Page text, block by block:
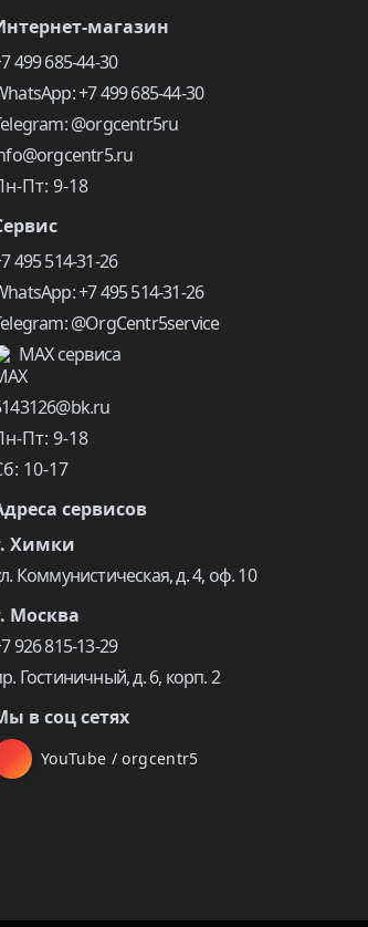
магазин
499 685-44-30
+7 499 685-44-30
@orgcentr5ru
Пт: 9-18
495 514-31-26
+7 495 514-31-26
@OrgCentr5service
MAX сервиса
Пт: 9-18
10-17
сервисов
Химки
Коммунистическая, д. 4, оф. 10
Москва
926 815-13-29
Гостиничный, д. 6, корп. 2
в соц сетях
YouTube / orgcentr5